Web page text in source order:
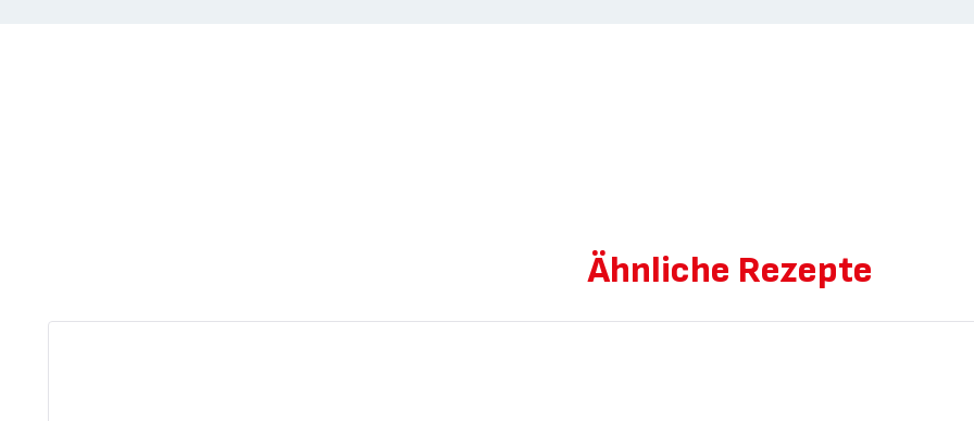
Ähnliche Rezepte